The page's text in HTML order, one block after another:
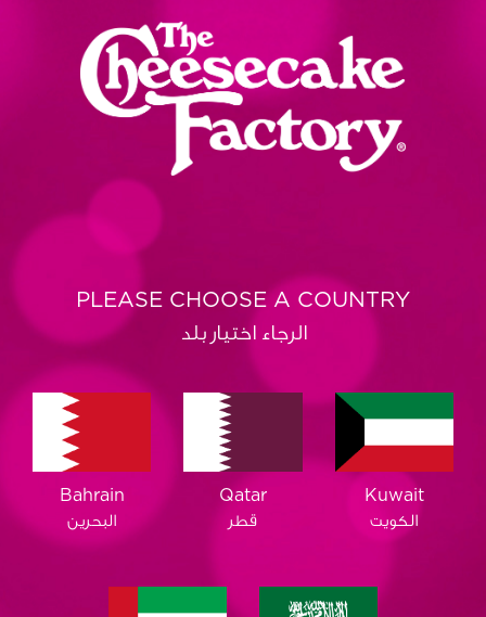
PLEASE CHOOSE A COUNTRY
الرجاء اختيار بلد
Bahrain
البحرين
Qatar
قطر
Kuwait
الكويت